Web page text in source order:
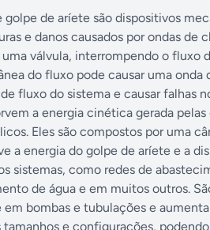
golpe de aríete são dispositivos
e danos causados por ondas de
válvula, interrompendo o fluxo
do fluxo pode causar uma
fluxo do sistema e causar falhas
a energia cinética gerada
Eles são compostos por uma
a energia do golpe de aríete e a
sistemas, como redes de
de água e em muitos outros.
em bombas e tubulações e
e configurações,